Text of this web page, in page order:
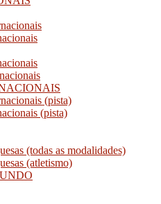
(pista)
(pista)
(todas as modalidades)
(atletismo)